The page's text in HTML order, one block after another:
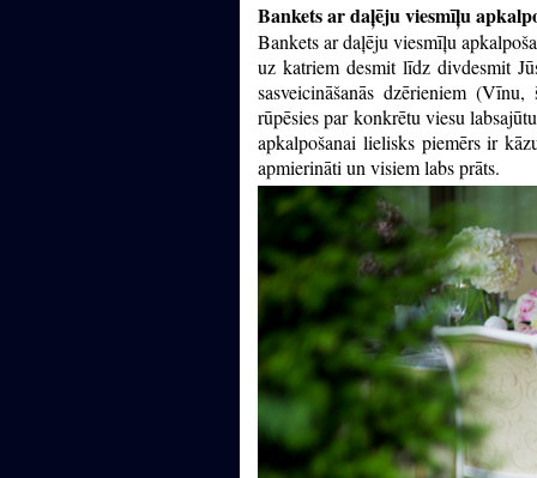
Bankets ar daļēju viesmīļu
Bankets ar daļēju viesmīļu
uz katriem desmit līdz divdesmit
sasveicināšanās dzērieniem
rūpēsies par konkrētu viesu
apkalpošanai lielisks piemērs ir
apmierināti un visiem labs prāts.